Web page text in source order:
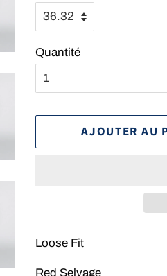
Quantité
AJOUTER AU
Loose Fit
Red Selvage